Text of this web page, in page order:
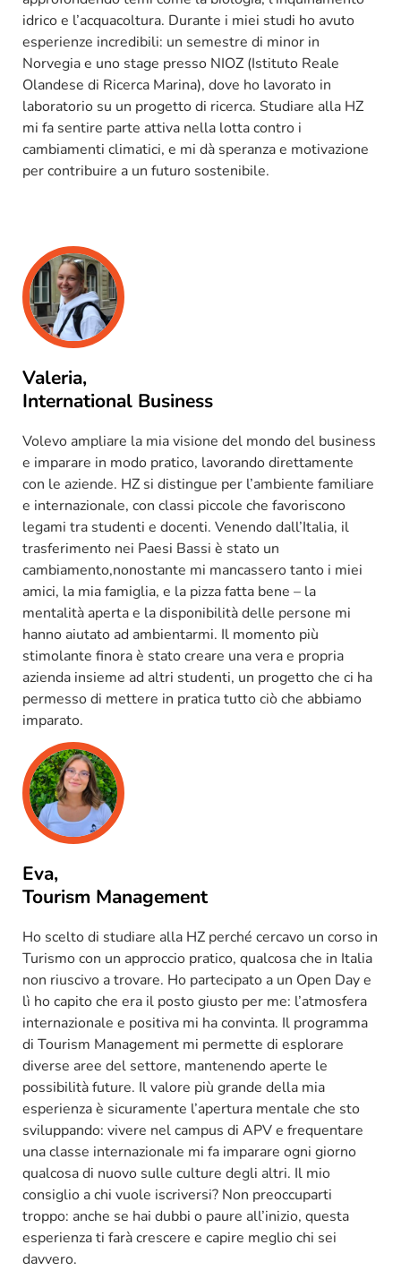
idrico e l’acquacoltura. Durante i miei studi ho avuto
esperienze incredibili: un semestre di minor in
Norvegia e uno stage presso NIOZ (Istituto Reale
Olandese di Ricerca Marina), dove ho lavorato in
laboratorio su un progetto di ricerca. Studiare alla HZ
mi fa sentire parte attiva nella lotta contro i
cambiamenti climatici, e mi dà speranza e motivazione
percontribuire a un futuro sostenibile.
Valeria,
International Business
Volevo ampliare la mia visione del mondo del business
e imparare in modo pratico, lavorando direttamente
con le aziende. HZ si distingue per l’ambiente familiare
e internazionale, con classi piccole che favoriscono
legami tra studenti e docenti. Venendo dall’Italia, il
trasferimento nei Paesi Bassi è stato un
cambiamento,nonostante mi mancassero tanto i miei
amici, la mia famiglia, e la pizza fatta bene – la
mentalità aperta e la disponibilità delle persone mi
hanno aiutato ad ambientarmi. Il momento più
stimolante finora è stato creare una vera e propria
azienda insieme ad altri studenti, un progetto che ci ha
permesso di mettere in pratica tutto ciò che abbiamo
imparato.
Eva,
Tourism Management
Ho scelto di studiare alla HZ perché cercavo un corso in
Turismo con un approccio pratico, qualcosache in Italia
non riuscivo a trovare. Ho partecipato a un Open Day e
lì ho capito che era il posto giusto per me: l’atmosfera
internazionale e positiva mi ha convinta. Il programma
di Tourism Management mi permette di esplorare
diverse aree del settore, mantenendo aperte le
possibilità future. Il valore più grande della mia
esperienza è sicuramente l’apertura mentale che sto
sviluppando: vivere nel campus di APV e frequentare
una classe internazionale mi fa imparare ogni giorno
qualcosa di nuovo sulle culture degli altri. Il mio
consiglio a chi vuole iscriversi? Non preoccuparti
troppo: anche se hai dubbi o paure all’inizio, questa
esperienza ti farà crescere e capire meglio chi sei
davvero.